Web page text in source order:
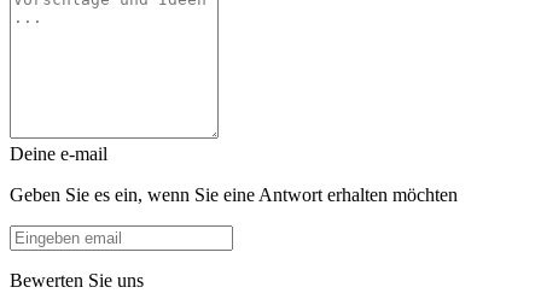
Deine e-mail
Geben Sie es ein, wenn Sie eine Antwort erhalten möchten
Bewerten Sie uns